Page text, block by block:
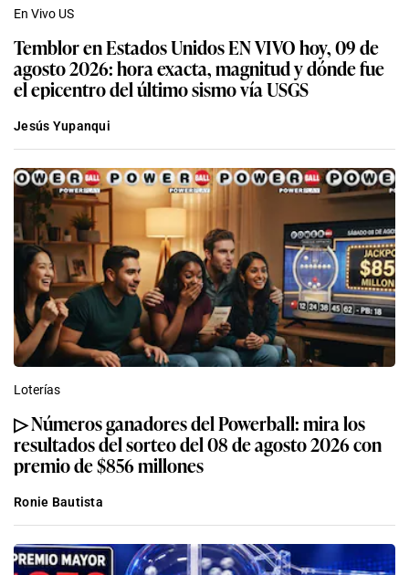
En Vivo US
Temblor en Estados Unidos EN VIVO hoy, 09 de
agosto 2026: hora exacta, magnitud y dónde fue
el epicentro del último sismo vía USGS
Jesús Yupanqui
Loterías
▷ Números ganadores del Powerball: mira los
resultados del sorteo del 08 de agosto 2026 con
premio de $856 millones
Ronie Bautista